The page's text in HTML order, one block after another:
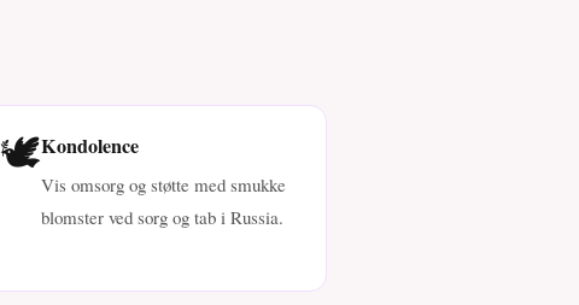
🕊️Kondolence
Vis omsorg og støtte med smukke
blomster ved sorg og tab i Russia.